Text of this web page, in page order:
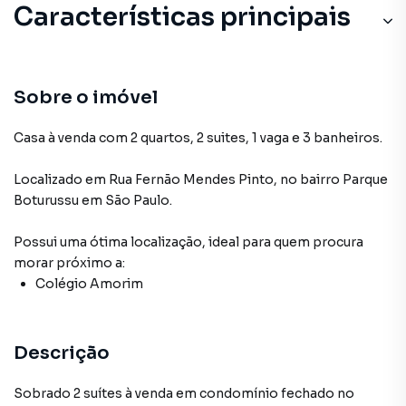
Características principais
Sobre o imóvel
Casa à venda com 2 quartos, 2 suites, 1 vaga e 3 banheiros.
Localizado em Rua Fernão Mendes Pinto, no bairro Parque
Boturussu em São Paulo.
Possui uma ótima localização, ideal para quem procura
morar próximo a:
Colégio Amorim
Descrição
Sobrado 2 suítes à venda em condomínio fechado no